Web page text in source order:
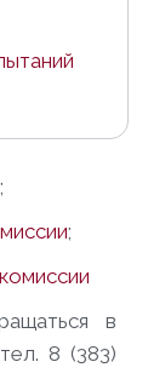
;
;
в
8 (383)